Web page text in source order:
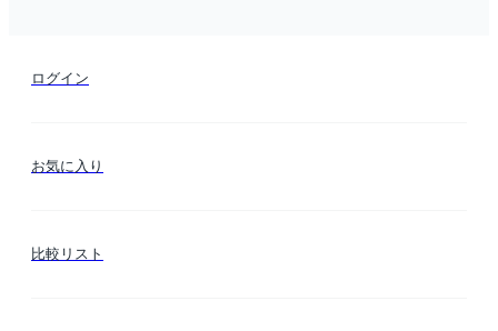
ログイン
お気に入り
比較リスト